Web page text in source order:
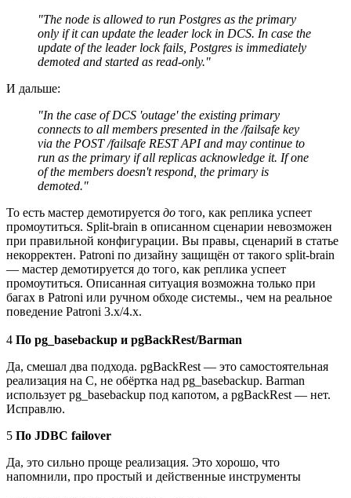
"The node is allowed to run Postgres as the primary
only if it can update the leader lock in DCS. In case the
update of the leader lock fails, Postgres is immediately
demoted and started as read-only."
И дальше:
"In the case of DCS 'outage' the existing primary
connects to all members presented in the /failsafe key
via the POST /failsafe REST API and may continue to
run as the primary if all replicas acknowledge it. If one
of the members doesn't respond, the primary is
demoted."
То есть мастер демотируется до того, как реплика успеет
промоутиться. Split-brain в описанном сценарии невозможен
при правильной конфигурации. Вы правы, сценарий в статье
некорректен. Patroni по дизайну защищён от такого split-brain
— мастер демотируется до того, как реплика успеет
промоутиться. Описанная ситуация возможна только при
багах в Patroni или ручном обходе системы., чем на реальное
поведение Patroni 3.x/4.x.
4 По pg_basebackup и pgBackRest/Barman
Да, смешал два подхода. pgBackRest — это самостоятельная
реализация на C, не обёртка над pg_basebackup. Barman
использует pg_basebackup под капотом, а pgBackRest — нет.
Исправлю.
5 По JDBC failover
Да, это сильно проще реализация. Это хорошо, что
напомнили, про простый и действенные инструменты